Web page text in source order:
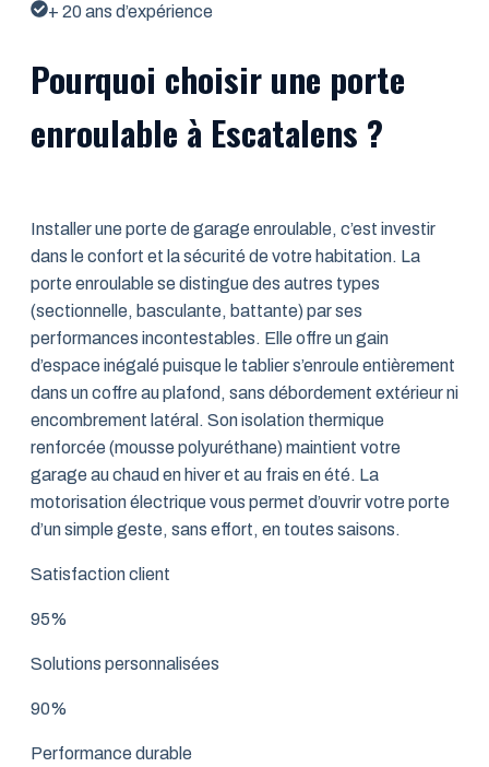
+ 20 ans d’expérience
Pourquoi choisir une porte
enroulable à Escatalens ?
Installer une porte de garage enroulable, c’est investir
dans le confort et la sécurité de votre habitation. La
porte enroulable se distingue des autres types
(sectionnelle, basculante, battante) par ses
performances incontestables. Elle offre un gain
d’espace inégalé puisque le tablier s’enroule entièrement
dans un coffre au plafond, sans débordement extérieur ni
encombrement latéral. Son isolation thermique
renforcée (mousse polyuréthane) maintient votre
garage au chaud en hiver et au frais en été. La
motorisation électrique vous permet d’ouvrir votre porte
d’un simple geste, sans effort, en toutes saisons.
Satisfaction client
95%
Solutions personnalisées
90%
Performance durable